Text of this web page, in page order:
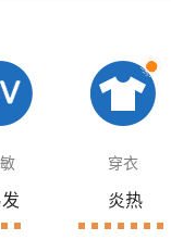
穿衣
炎热